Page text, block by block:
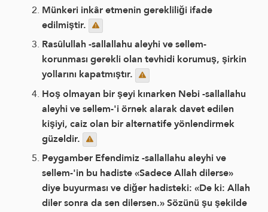
Münkeri inkâr etmenin gerekliliği ifade
edilmiştir.
Rasûlullah -sallallahu aleyhi ve sellem-
korunması gerekli olan tevhidi korumuş, şirkin
yollarını kapatmıştır.
Hoş olmayan bir şeyi kınarken Nebi -sallallahu
aleyhi ve sellem-'i örnek alarak davet edilen
kişiyi, caiz olan bir alternatife yönlendirmek
güzeldir.
Peygamber Efendimiz -sallallahu aleyhi ve
sellem-'in bu hadiste «Sadece Allah dilerse»
diye buyurması ve diğer hadisteki: «De ki: Allah
diler sonra da sen dilersen.» Sözünü şu şekilde